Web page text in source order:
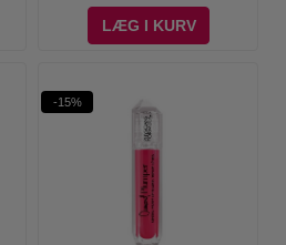
LÆG I KURV
-15%